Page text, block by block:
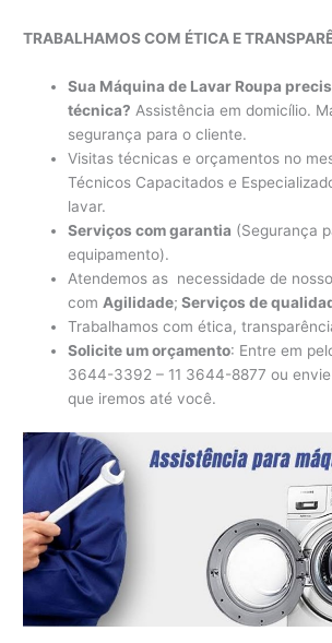
TRABALHAMOS COM ÉTICA E
Sua Máquina de Lavar Roupa
técnica? Assistência em domicílio.
segurança para o cliente.
Visitas técnicas e orçamentos no
Técnicos Capacitados e
lavar.
Serviços com garantia (Segurança
equipamento).
Atendemos as necessidade de
com Agilidade; Serviços de
Trabalhamos com ética,
Solicite um orçamento: Entre em
3644-3392 – 11 3644-8877 ou
que iremos até você.